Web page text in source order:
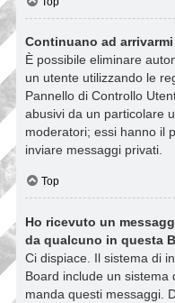
Continuano ad
È possibile eliminare
un utente utilizzando le
Pannello di Controllo
abusivi da un particolare
moderatori; essi hanno il
inviare messaggi privati​​.
Top
Ho ricevuto un
da qualcuno in questa
Ci dispiace. Il sistema di
Board include un
manda questi messaggi.